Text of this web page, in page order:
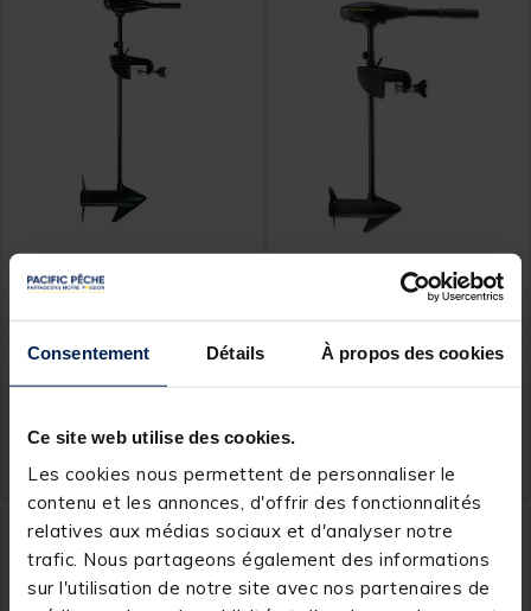
Consentement Détails À propos des cookies
Ce site web utilise des cookies.
Les cookies nous permettent de personnaliser le
contenu et les annonces, d'offrir des fonctionnalités
relatives aux médias sociaux et d'analyser notre
trafic. Nous partageons également des informations
sur l'utilisation de notre site avec nos partenaires de
MINN KOTA
Moteur Électrique Minn
Kota Endura C2 V2 50LBS,
389,00 € Ajouter au panier
Expédition sous 7 jours
MINN KOTA
Moteur Electrique Minn
Kota Endura Max 45LBS
[object Object] out of 5
469,
Expédition sous 7 jours